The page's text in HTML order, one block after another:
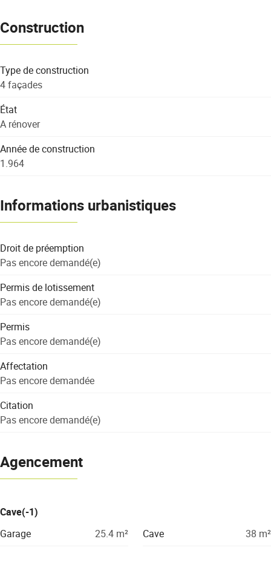
Construction
Type de construction
4 façades
État
A rénover
Année de construction
1.964
Informations urbanistiques
Droit de préemption
Pas encore demandé(e)
Permis de lotissement
Pas encore demandé(e)
Permis
Pas encore demandé(e)
Affectation
Pas encore demandée
Citation
Pas encore demandé(e)
Agencement
Cave(-1)
Garage
25.4 m² Cave 38 m²